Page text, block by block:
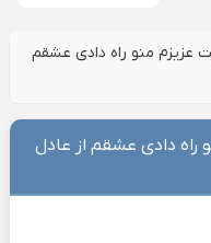
عزیزم منو راه دادی عشقم
راه دادی عشقم از عادل